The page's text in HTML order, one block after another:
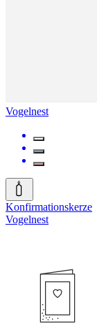
Vogelnest
Konfirmationskerze
Vogelnest